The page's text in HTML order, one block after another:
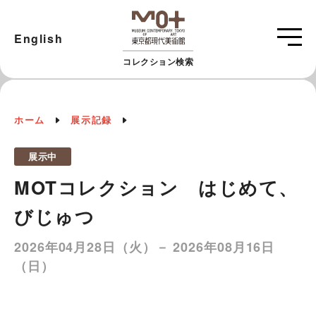
コレクション検索
English
ホーム 展示記録
展示中
MOTコレクション はじめて、
びじゅつ
2026年04月28日（火）－ 2026年08月16日
（日）